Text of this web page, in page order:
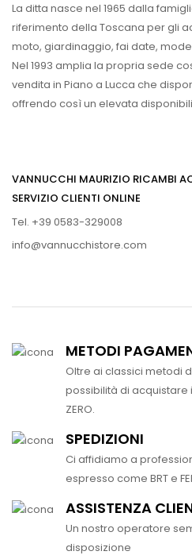
La ditta nasce nel 1965 dalla
riferimento della Toscana per gli
moto, giardinaggio, fai date,
Nel 1993 amplia la propria sede
vendita in Piano a Lucca che
offrendo così un elevata
VANNUCCHI MAURIZIO RICAMBI
SERVIZIO CLIENTI ONLINE
Tel. +39 0583-329008
info@vannucchistore.com
METODI
Oltre ai classici metodi
possibilità di acquistare
ZERO.
SPEDIZIONI
Ci affidiamo a
espresso come BRT e
ASSISTENZA
Un nostro operatore
disposizione